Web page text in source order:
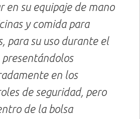
en su equipaje de mano
y comida para
para su uso durante el
presentándolos
en los
de seguridad, pero
de la bolsa